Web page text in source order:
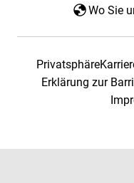
Wo Sie
Privatsphäre
Erklärung zur